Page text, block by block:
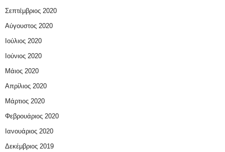
Σεπτέμβριος 2020
Αύγουστος 2020
Ιούλιος 2020
Ιούνιος 2020
Μάιος 2020
Απρίλιος 2020
Μάρτιος 2020
Φεβρουάριος 2020
Ιανουάριος 2020
Δεκέμβριος 2019